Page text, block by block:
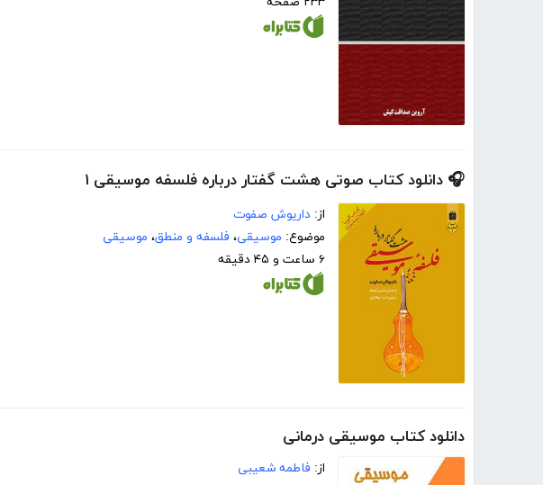
🎧 دانلود کتاب صوتی هشت گفتار درباره فلسفه موسیقی ۱
از: داریوش صفوت
موضوع: موسیقی، فلسفه و منطق، موسیقی
۶ ساعت و ۴۵ دقیقه
دانلود کتاب موسیقی درمانی
از: فاطمه شعیبی